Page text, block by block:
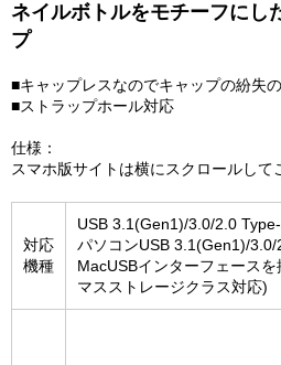
ネイルボトルをモチーフにし
プ
■キャップレスなのでキャップの紛失
■ストラップホール対応
仕様：
スマホ版サイトは横にスクロールして
対応
機種
USB 3.1(Gen1)/3.0/2.0
パソコンUSB 3.1(Gen1)/
MacUSBインターフェース
マスストレージクラス対応)